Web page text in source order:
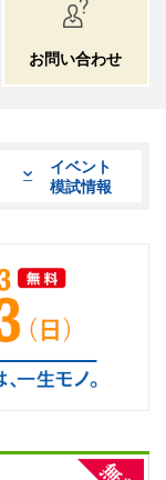
お問い合わせ
イベント
模試情報